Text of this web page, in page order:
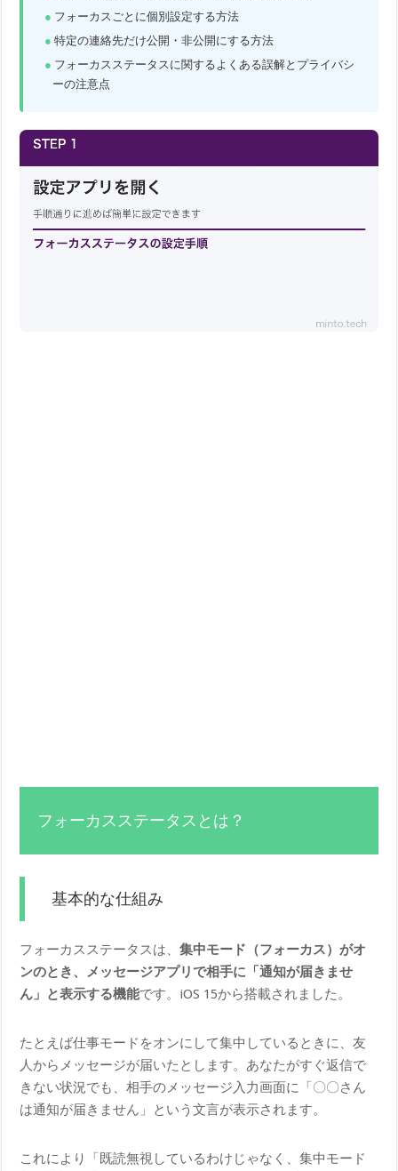
フォーカスごとに個別設定する方法
特定の連絡先だけ公開・非公開にする方法
フォーカスステータスに関するよくある誤解とプライバシ
ーの注意点
フォーカスステータスとは？
基本的な仕組み
フォーカスステータスは、集中モード（フォーカス）がオ
ンのとき、メッセージアプリで相手に「通知が届きませ
ん」と表示する機能です。iOS 15から搭載されました。
たとえば仕事モードをオンにして集中しているときに、友
人からメッセージが届いたとします。あなたがすぐ返信で
きない状況でも、相手のメッセージ入力画面に「〇〇さん
は通知が届きません」という文言が表示されます。
これにより「既読無視しているわけじゃなく、集中モード